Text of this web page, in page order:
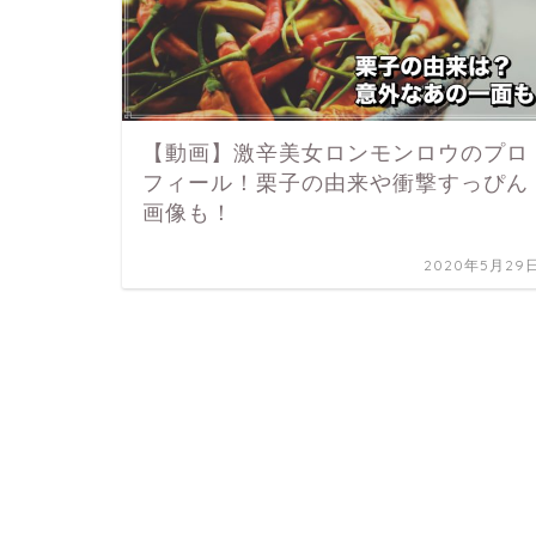
【動画】激辛美女ロンモンロウのプロ
フィール！栗子の由来や衝撃すっぴん
画像も！
2020年5月29